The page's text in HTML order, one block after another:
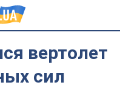
вертолет
сил